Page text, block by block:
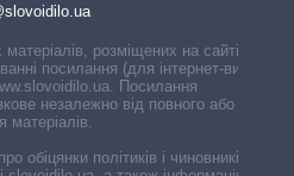
розміщених на сайті,
посилання (для інтернет-видань
Посилання
незалежно від повного або
матеріалів.
обіцянки політиків і чиновників,